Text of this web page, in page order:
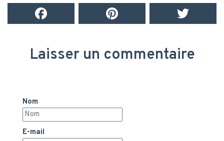
Laisser un commentaire
Nom
E-mail